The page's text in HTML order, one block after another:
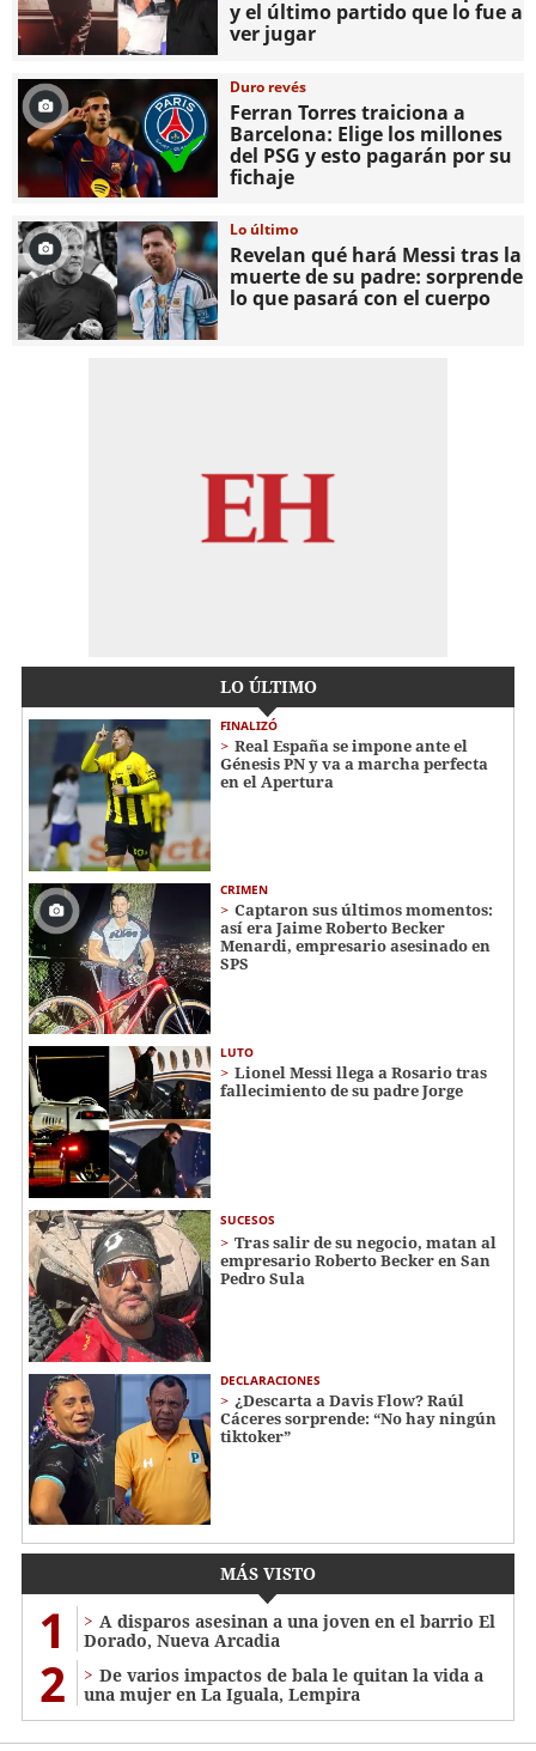
y el último partido que lo fue a
ver jugar
Duro revés
Ferran Torres traiciona a
Barcelona: Elige los millones
del PSG y esto pagarán por su
fichaje
Lo último
Revelan qué hará Messi tras la
muerte de su padre: sorprende
lo que pasará con el cuerpo
LO ÚLTIMO
FINALIZÓ
Real España se impone ante el
Génesis PN y va a marcha perfecta
en el Apertura
CRIMEN
Captaron sus últimos momentos:
así era Jaime Roberto Becker
Menardi​​​, empresario asesinado en
SPS
LUTO
Lionel Messi llega a Rosario tras
fallecimiento de su padre Jorge
SUCESOS
Tras salir de su negocio, matan al
empresario Roberto Becker en San
Pedro Sula
DECLARACIONES
¿Descarta a Davis Flow? Raúl
Cáceres sorprende: “No hay ningún
tiktoker”
MÁS VISTO
1
A disparos asesinan a una joven en el barrio El
Dorado, Nueva Arcadia
2
De varios impactos de bala le quitan la vida a
una mujer en La Iguala, Lempira